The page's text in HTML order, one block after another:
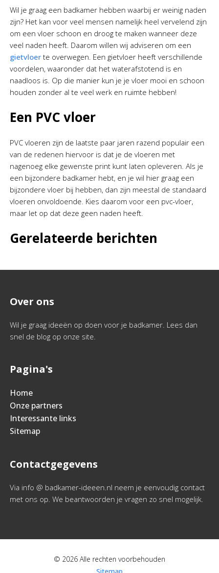
Wil je graag een badkamer hebben waarbij er weinig naden
zijn? Het kan voor veel mensen namelijk heel vervelend zijn
om een vloer schoon en droog te maken wanneer deze
veel naden heeft. Daarom willen wij adviseren om een
gietvloer te overwegen. Een gietvloer heeft verschillende
voordelen, waaronder dat het waterafstotend is en
naadloos is. Op die manier kun je je vloer mooi en schoon
houden zonder al te veel werk en ruimte hebben!
Een PVC vloer
PVC vloeren zijn de laatste paar jaren razend populair een
van de redenen hiervoor is dat je de vloeren met
nagenoeg elke gewenste print kunt laten opleveren. Als je
een bijzondere badkamer hebt, en je wil hier graag een
bijzondere vloer bij hebben, dan zijn meestal de standaard
vloeren onvoldoende. Kies daarom voor een pvc-vloer,
maar let op dat deze geen naden heeft.
Gerelateerde berichten
Over ons
Wil je graag ideeën op doen voor je badkamer. Lees dan
snel de blog op onze site.
Pagina's
Home
Onze partners
Interessante links
Sitemap
Contactgegevens
Via info @ badkamer-ideeen.nl neem je eenvoudig contact
met ons op. We beantwoorden je vragen zo snel mogelijk.
© 2026 Alle rechten voorbehouden